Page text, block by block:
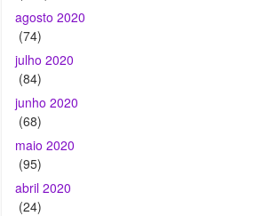
agosto 2020
(74)
julho 2020
(84)
junho 2020
(68)
maio 2020
(95)
abril 2020
(24)